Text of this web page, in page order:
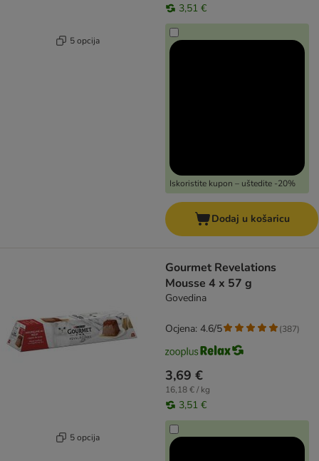
5 opcija
3,51 €
Iskoristite kupon – uštedite -20%
Dodaj u košaricu
5 opcija
Gourmet Revelations
Mousse 4 x 57 g
Govedina
3,69 €
16,18 € / kg
3,51 €
Ocjena: 4.6/5 (387)